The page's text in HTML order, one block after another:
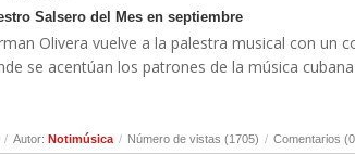
Salsero del Mes en septiembre
Olivera vuelve a la palestra musical con un
se acentúan los patrones de la música
/ Autor: Notimúsica / Número de vistas (1705) / Comentarios